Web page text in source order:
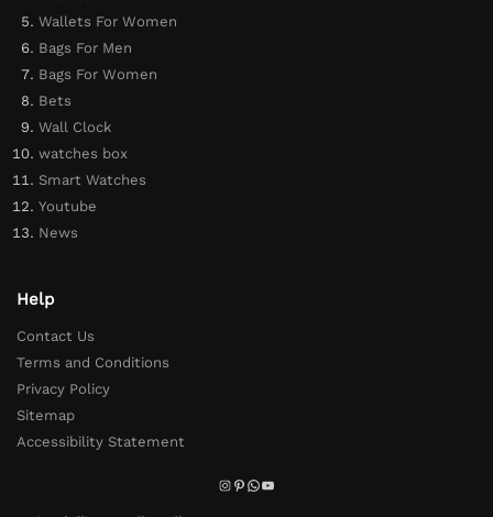
Wallets For Women
Bags For Men
Bags For Women
Bets
Wall Clock
watches box
Smart Watches
Youtube
News
Help
Contact Us
Terms and Conditions
Privacy Policy
Sitemap
Accessibility Statement